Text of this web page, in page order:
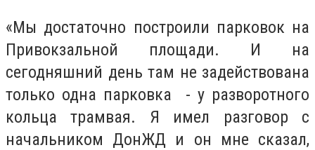
«Мы достаточно построили парковок на
Привокзальной площади. И на
сегодняшний день там не задействована
только одна парковка - у разворотного
кольца трамвая. Я имел разговор с
начальником ДонЖД и он мне сказал,